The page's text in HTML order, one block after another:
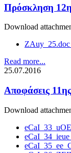
Πρόσκληση
Download
ZAuy_25.doc
Read more...
25.07.2016
Αποφάσεις
Download